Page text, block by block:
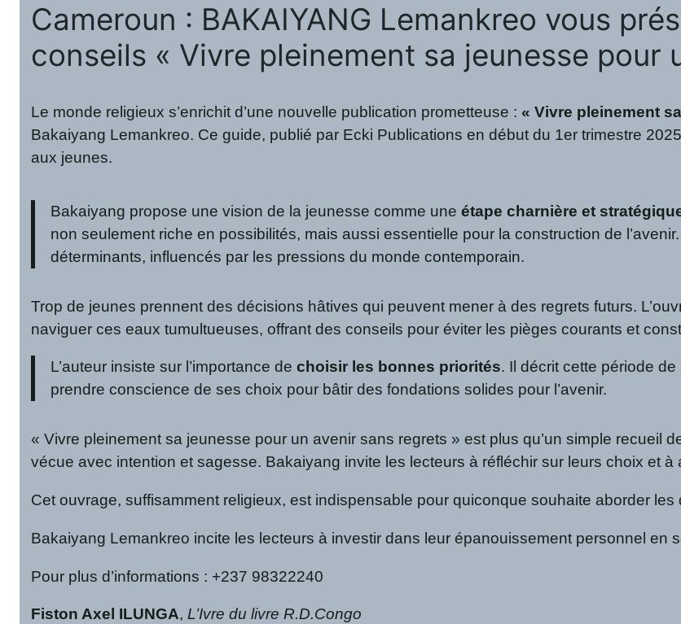
Cameroun : BAKAIYANG Lemankreo vous
conseils « Vivre pleinement sa jeunesse pour
Le monde religieux s’enrichit d’une nouvelle publication prometteuse : « Vivre pleinement
Bakaiyang Lemankreo. Ce guide, publié par Ecki Publications en début du 1er trimestre
aux jeunes.
Bakaiyang propose une vision de la jeunesse comme une étape charnière et
non seulement riche en possibilités, mais aussi essentielle pour la construction de
déterminants, influencés par les pressions du monde contemporain.
Trop de jeunes prennent des décisions hâtives qui peuvent mener à des regrets futurs.
naviguer ces eaux tumultueuses, offrant des conseils pour éviter les pièges courants et
L’auteur insiste sur l’importance de choisir les bonnes priorités. Il décrit cette période
prendre conscience de ses choix pour bâtir des fondations solides pour l’avenir.
« Vivre pleinement sa jeunesse pour un avenir sans regrets » est plus qu’un simple recueil
vécue avec intention et sagesse. Bakaiyang invite les lecteurs à réfléchir sur leurs choix et
Cet ouvrage, suffisamment religieux, est indispensable pour quiconque souhaite aborder
Bakaiyang Lemankreo incite les lecteurs à investir dans leur épanouissement personnel en
Pour plus d’informations : +237 98322240
Fiston Axel ILUNGA,L’Ivre du livre R.D.Congo